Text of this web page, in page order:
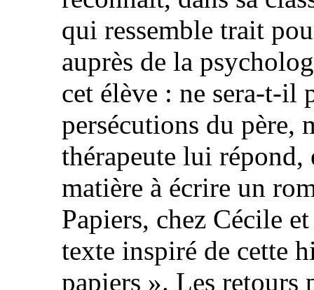
qui ressemble trait
auprès de la
cet élève : ne sera-t-il
persécutions du père,
thérapeute lui répond,
matière à écrire un
Papiers, chez Cécile
texte inspiré de cette
papiers ». Les retours